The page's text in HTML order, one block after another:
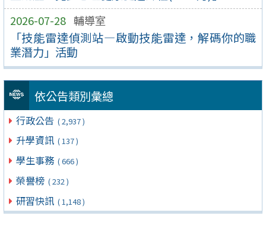
2026-07-28 輔導室
「技能雷達偵測站—啟動技能雷達，解碼你的職
業潛力」活動
依公告類別彙總
行政公告 ( 2,937 )
升學資訊 ( 137 )
學生事務 ( 666 )
榮譽榜 ( 232 )
研習快訊 ( 1,148 )